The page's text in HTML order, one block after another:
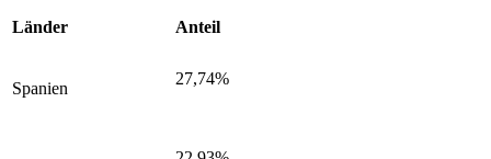
Länder Anteil
Spanien
27,74%